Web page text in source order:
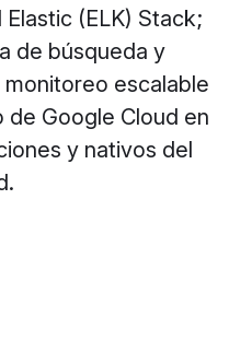
(ELK) Stack;
de búsqueda y
escalable
Google Cloud en
y nativos del